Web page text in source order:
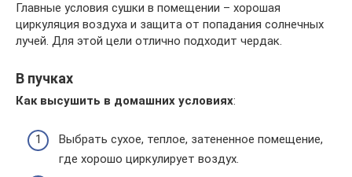
Главные условия сушки в помещении – хорошая
циркуляция воздуха и защита от попадания солнечных
лучей. Для этой цели отлично подходит чердак.
В пучках
Как высушить в домашних условиях:
Выбрать сухое, теплое, затененное помещение,
где хорошо циркулирует воздух.